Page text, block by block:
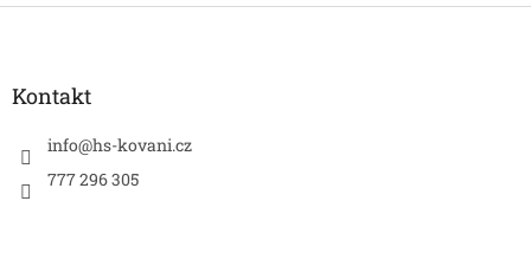
Z
Kontakt
info@hs-kovani.cz
777 296 305